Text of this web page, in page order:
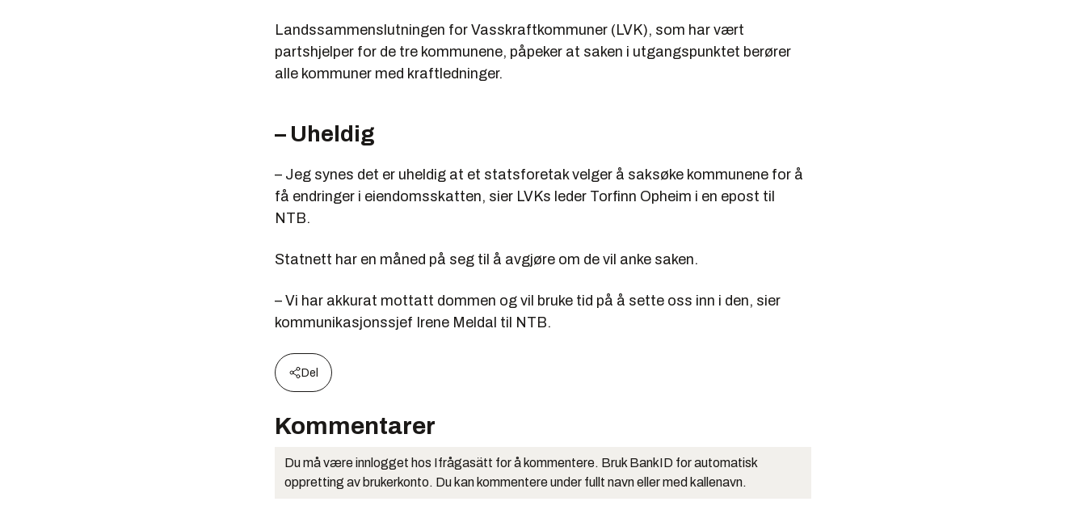
Landssammenslutningen for Vasskraftkommuner (LVK), som har vært
partshjelper for de tre kommunene, påpeker at saken i utgangspunktet berører
alle kommuner med kraftledninger.
– Uheldig
– Jeg synes det er uheldig at et statsforetak velger å saksøke kommunene for å
få endringer i eiendomsskatten, sier LVKs leder Torfinn Opheim i en epost til
NTB.
Statnett har en måned på seg til å avgjøre om de vil anke saken.
– Vi har akkurat mottatt dommen og vil bruke tid på å sette oss inn i den, sier
kommunikasjonssjef Irene Meldal til NTB.
Del
Kommentarer
Du må være innlogget hos Ifrågasätt for å kommentere. Bruk BankID for automatisk
oppretting av brukerkonto. Du kan kommentere under fullt navn eller med kallenavn.